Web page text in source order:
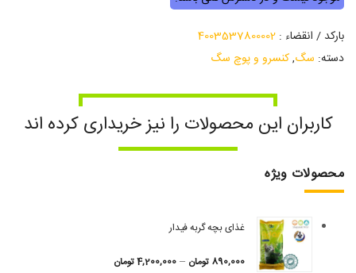
بارکد / انقضاء :4003537800002
دسته: سگ,کنسرو و پوچ سگ
کاربران این محصولات را نیز خریداری کرده اند
محصولات ویژه
غذای بچه گربه فیدار
890,000 تومان –
4,200,000تومان